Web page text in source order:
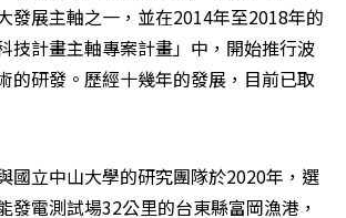
發展主軸之一，並在2014年至2018年的
技計畫主軸專案計畫」中，開始推行波
的研發。歷經十幾年的發展，目前已取
國立中山大學的研究團隊於2020年，選
發電測試場32公里的台東縣富岡漁港，